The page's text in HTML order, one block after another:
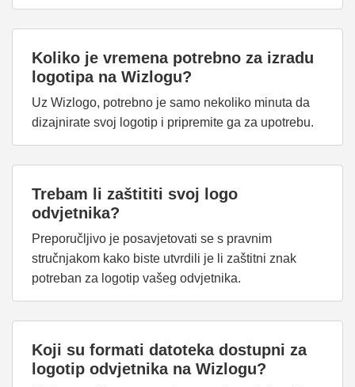
Koliko je vremena potrebno za izradu
logotipa na Wizlogu?
Uz Wizlogo, potrebno je samo nekoliko minuta da
dizajnirate svoj logotip i pripremite ga za upotrebu.
Trebam li zaštititi svoj logo
odvjetnika?
Preporučljivo je posavjetovati se s pravnim
stručnjakom kako biste utvrdili je li zaštitni znak
potreban za logotip vašeg odvjetnika.
Koji su formati datoteka dostupni za
logotip odvjetnika na Wizlogu?